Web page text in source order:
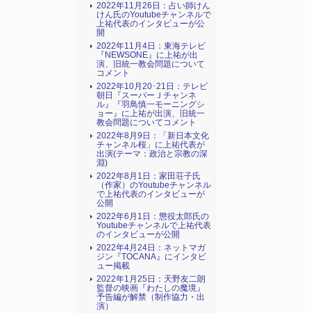
2022年11月26日：占い師けん
けん氏のYoutubeチャンネルで
上祐代表のインタビューが公
開
2022年11月4日：東海テレビ
『NEWSONE』に上祐が出
演、旧統一教会問題について
コメント
2022年10月20･21日：テレビ
朝日『スーパーＪチャンネ
ル』『羽鳥慎一モーニングシ
ョー』に上祐が出演、旧統一
教会問題についてコメント
2022年8月9日：「新日本文化
チャンネル桜」に上祐代表が
出演(テーマ：政治と宗教の深
淵)
2022年8月1日：家田荘子氏
（作家）のYoutubeチャンネル
で上祐代表のインタビューが
公開
2022年6月1日：懲役太郎氏の
Youtubeチャンネルで上祐代表
のインタビューが公開
2022年4月24日：ネットマガ
ジン『TOCANA』にインタビ
ュー掲載
2022年1月25日：天野友二朗
監督の映画『わたしの魔境』
予告編が解禁（制作協力・出
演）